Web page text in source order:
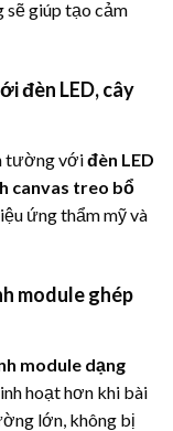
sẽ giúp tạo cảm
đèn LED, cây
tường vớiđèn LED
canvas treo bổ
ứng thẩm mỹ và
module ghép
module dạng
hoạt hơn khi bài
lớn, không bị